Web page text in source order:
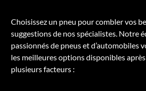
Choisissez un pneu pour combler vos
suggestions de nos spécialistes. Notre
passionnés de pneus et d’automobiles
les meilleures options disponibles après
plusieurs facteurs :